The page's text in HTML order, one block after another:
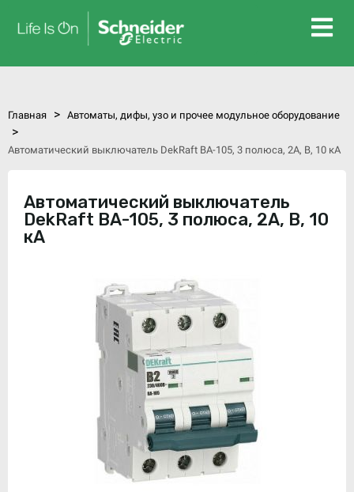
Главная > Автоматы, дифы, узо и прочее модульное оборудование
>
Автоматический выключатель DekRaft ВА-105, 3 полюса, 2А, В, 10 кА
Автоматический выключатель
DekRaft ВА-105, 3 полюса, 2А, В, 10
кА